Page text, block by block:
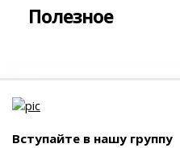
Полезное
Вступайте в нашу группу